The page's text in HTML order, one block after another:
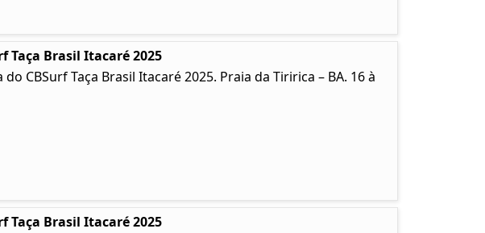
Taça Brasil Itacaré 2025
CBSurf Taça Brasil Itacaré 2025. Praia da Tiririca – BA. 16 à
Taça Brasil Itacaré 2025